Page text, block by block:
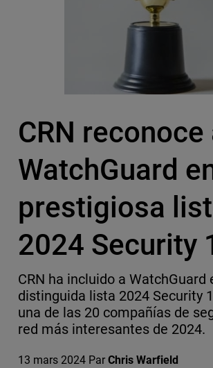
CRN reconoce
WatchGuard
prestigiosa
2024 Security
CRN ha incluido a WatchGuard
distinguida lista 2024 Security
una de las 20 compañías de
red más interesantes de 2024.
13 mars 2024 Par Chris Warfield